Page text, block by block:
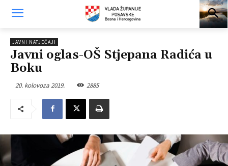
JAVNI NATJEČAJI
Javni oglas-OŠ Stjepana Radića u
Boku
20. kolovoza 2019. 2885